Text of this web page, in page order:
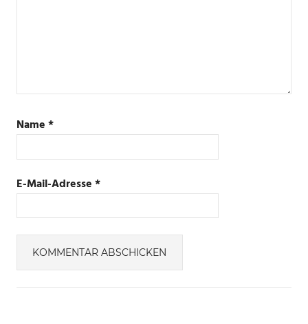
Name*
E-Mail-Adresse*